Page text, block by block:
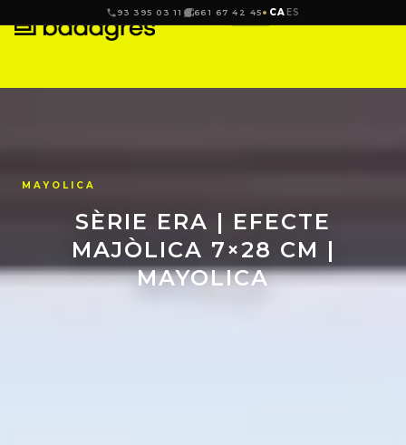
93 395 03 11 661 67 42 45 CA ES
SÈRIE ERA | EFECTE
MAJÒLICA 7×28 CM |
MAYOLICA
MAYOLICA